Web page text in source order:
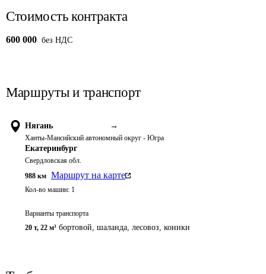
Стоимость контракта
600 000 без НДС
Маршруты и транспорт
Нягань →
Ханты-Мансийский автономный округ - Югра
Екатеринбург
Свердловская обл.
988 км Маршрут на карте
Кол-во машин: 1
Варианты транспорта
20 т, 22 м³ бортовой, шаланда, лесовоз, коники